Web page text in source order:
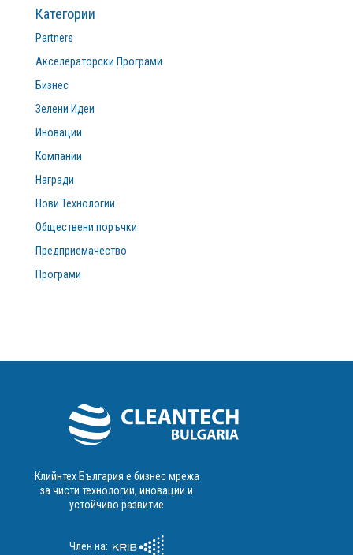
Категории
Partners
Акселераторски Програми
Бизнес
Зелени Идеи
Иновации
Компании
Награди
Нови Технологии
Обществени поръчки
Предприемачество
Програми
Клийнтех България е бизнес мрежа
за чисти технологии, иновации и
устойчиво развитие
Член на: